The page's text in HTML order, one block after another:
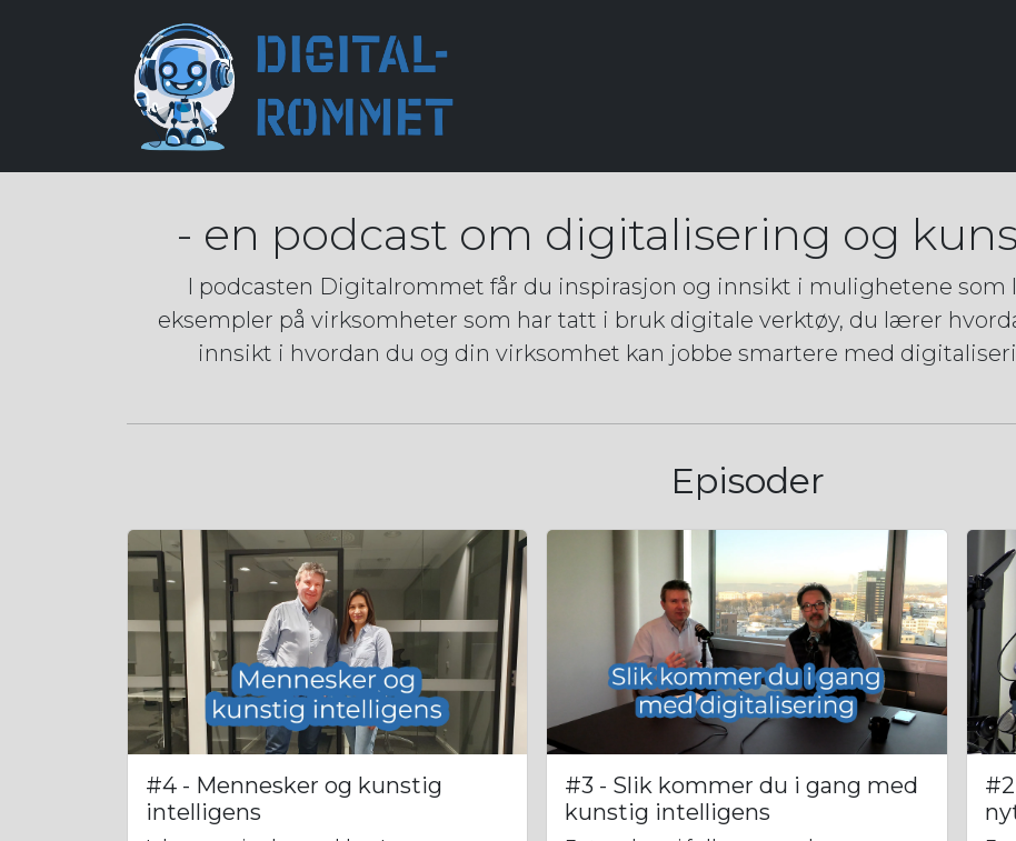
- en podcast om digitalisering og
I podcasten Digitalrommet får du inspirasjon og innsikt i mulighetene som
eksempler på virksomheter som har tatt i bruk digitale verktøy, du lærer
innsikt i hvordan du og din virksomhet kan jobbe smartere med
Episoder
#4 - Mennesker og kunstig
intelligens
#3 - Slik kommer du i gang med
kunstig intelligens